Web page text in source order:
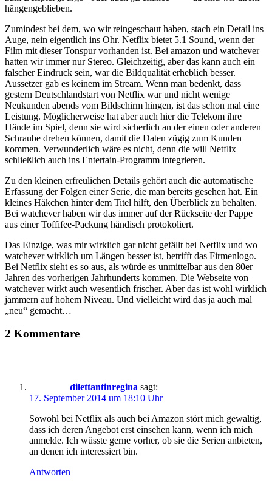
hängengeblieben.
Zumindest bei dem, wo wir reingeschaut haben, stach ein Detail ins
Auge, nein eigentlich ins Ohr. Netflix bietet 5.1 Sound, wenn der
Film mit dieser Tonspur vorhanden ist. Bei amazon und watchever
hatten wir immer nur Stereo. Gleichzeitig, aber das kann auch ein
falscher Eindruck sein, war die Bildqualität erheblich besser.
Aussetzer gab es keinem im Stream. Wenn man bedenkt, dass
gestern Deutschlandstart von Netflix war und nicht wenige
Neukunden abends vom Bildschirm hingen, ist das schon mal eine
Leistung. Möglicherweise hat aber auch hier die Telekom ihre
Hände im Spiel, denn sie wird sicherlich an der einen oder anderen
Schraube drehen können, damit die Daten zügig zum Kunden
kommen. Verwunderlich wäre es nicht, denn die will Netflix
schließlich auch ins Entertain-Programm integrieren.
Zu den kleinen erfreulichen Details gehört auch die automatische
Erfassung der Folgen einer Serie, die man bereits gesehen hat. Ein
kleines Häkchen hinter dem Titel hilft, den Überblick zu behalten.
Bei watchever haben wir das immer auf der Rückseite der Pappe
aus einer Toffifee-Packung händisch protokoliert.
Das Einzige, was mir wirklich gar nicht gefällt bei Netflix und wo
watchever wirklich um Längen besser ist, betrifft das Firmenlogo.
Bei Netflix sieht es so aus, als würde es unmittelbar aus den 80er
Jahren des vorherigen Jahrhunderts kommen. Die Webseite von
watchever wirkt auch wesentlich frischer. Aber das ist wohl wirklich
jammern auf hohem Niveau. Und vielleicht wird das ja auch mal
„neu“ gemacht…
2 Kommentare
dilettantinregina sagt:
17. September 2014 um 18:10 Uhr
Sowohl bei Netflix als auch bei Amazon stört mich gewaltig,
dass ich deren Angebot erst einsehen kann, wenn ich mich
anmelde. Ich wüsste gerne vorher, ob sie die Serien anbieten,
an denen ich interessiert bin.
Antworten